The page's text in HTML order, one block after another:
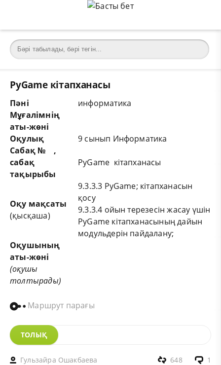
PyGame кітапханасы
Пәні
информатика
Мұғалімнің
аты-жөні
Оқулық
9 сынып Информатика
Сабақ № ,
сабақ
тақырыбы
PyGame кітапханасы
Оқу мақсаты
(қысқаша)
9.3.3.3 PyGame; кітапханасын
қосу
9.3.3.4 ойын терезесін жасау үшін
PyGame кітапханасының дайын
модульдерін пайдалану;
Оқушының
аты-жөні
(оқушы
толтырады)
Маршрут парағы
ТОЛЫҚ
Гульзайра Ошакбаева 1
648